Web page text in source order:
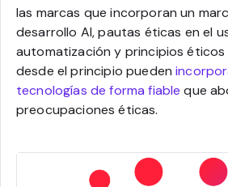
las marcas que incorporan un
desarrollo AI, pautas éticas en el
automatización y principios éticos
desde el principio pueden
tecnologías de forma fiable que
preocupaciones éticas.